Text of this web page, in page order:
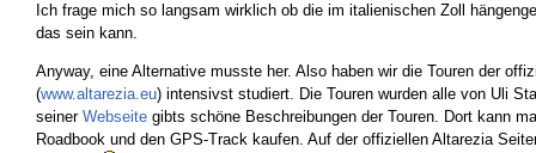
Ich frage mich so langsam wirklich ob die im italienischen Zoll
das sein kann.
Anyway, eine Alternative musste her. Also haben wir die Touren der
(www.altarezia.eu) intensivst studiert. Die Touren wurden alle von Uli
seiner Webseite gibts schöne Beschreibungen der Touren. Dort kann
Roadbook und den GPS-Track kaufen. Auf der offiziellen Altarezia